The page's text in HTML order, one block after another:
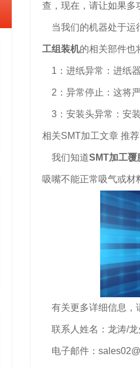
查，现在，请让如果多
当我们的机器处于运
工组装机的相关部件也
1：进纸异常：进纸
2：异常停止：这将
3：安装头异常：安
相关SMT加工文章 推
我们知道SMT加工覆
吸嘴不能正常吸气或
有关更多详细信息，
联系人姓名：龙涛/龙
电子邮件：